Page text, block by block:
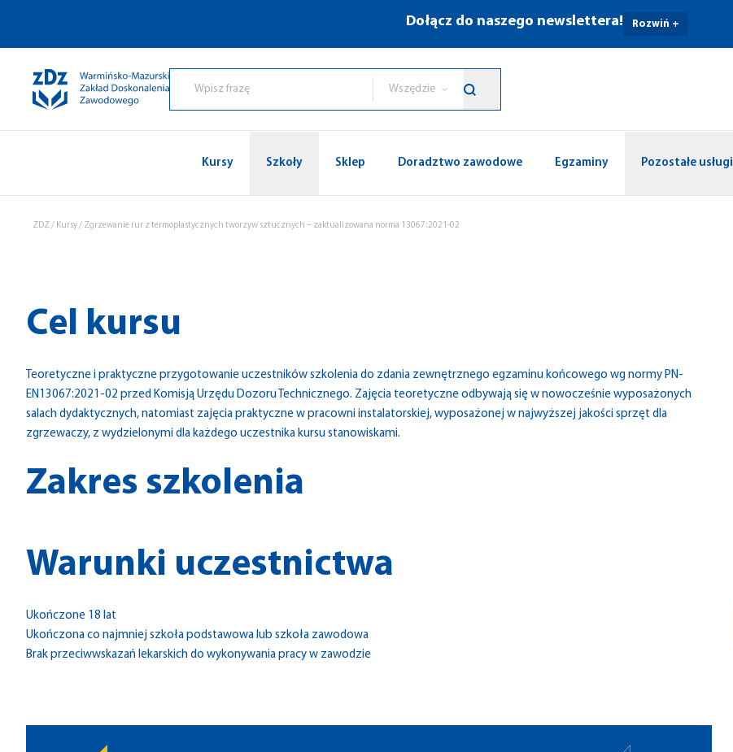
Dołącz do naszego newslettera! Rozwiń +
Wszędzie
Kursy Szkoły Sklep Doradztwo zawodowe Egzaminy Pozostałe usługi
ZDZ/ Kursy/ Zgrzewanie rur z termoplastycznych tworzyw sztucznych – zaktualizowana norma 13067:2021-02
Cel kursu
Teoretyczne i praktyczne przygotowanie uczestników szkolenia do zdania zewnętrznego egzaminu końcowego wg normy PN-
EN13067:2021-02 przed Komisją Urzędu Dozoru Technicznego. Zajęcia teoretyczne odbywają się w nowocześnie wyposażonych
salach dydaktycznych, natomiast zajęcia praktyczne w pracowni instalatorskiej, wyposażonej w najwyższej jakości sprzęt dla
zgrzewaczy, z wydzielonymi dla każdego uczestnika kursu stanowiskami.
Zakres szkolenia
Warunki uczestnictwa
Ukończone 18 lat
Ukończona co najmniej szkoła podstawowa lub szkoła zawodowa
Brak przeciwwskazań lekarskich do wykonywania pracy w zawodzie